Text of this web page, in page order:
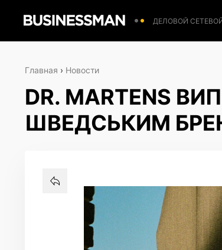
ДЕЛОВОЙ
Главная › Новости
DR. MARTENS
ШВЕДСЬКИМ